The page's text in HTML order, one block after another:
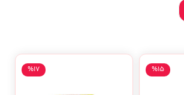
%15
%17